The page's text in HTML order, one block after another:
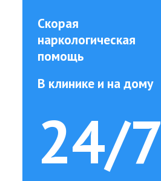
Скорая
наркологическая
помощь
В клинике и на дому
24/7